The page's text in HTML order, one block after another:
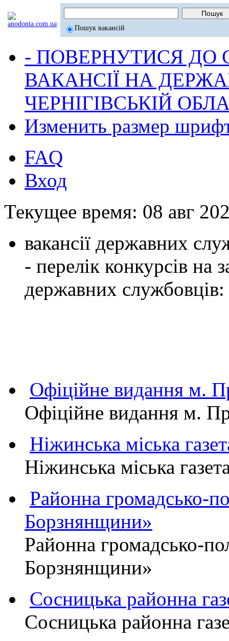
Пошук вакансій
- ПОВЕРНУТИСЯ ДО
ВАКАНСІЇ НА
ЧЕРНІГІВСЬКІЙ
Изменить размер
FAQ
Вход
Текущее время: 08 авг
вакансії державних
- перелік конкурсів на
державних службовців:
Офіційне видання
Офіційне видання м.
Ніжинська міська
Ніжинська міська
Районна громадсько-
Борзнянщини»
Районна громадсько-
Борзнянщини»
Сосницька районна
Сосницька районна